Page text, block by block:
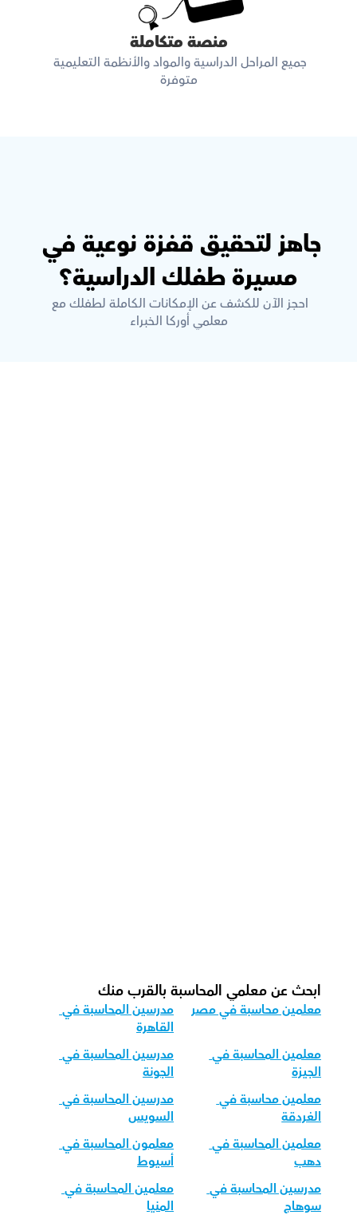
منصة متكاملة
متوفرة
مسيرة طفلك الدراسية؟
معلمي أوركا الخبراء
ابحث عن معلمي المحاسبة بالقرب منك
معلمين محاسبة في مصر مدرسين المحاسبة في
القاهرة
معلمين المحاسبة في
الجيزة
مدرسين المحاسبة في
الجونة
معلمين محاسبة في
الغردقة
مدرسين المحاسبة في
السويس
معلمين المحاسبة في
دهب
معلمون المحاسبة في
أسيوط
مدرسين المحاسبة في
سوهاج
معلمين المحاسبة في
المنيا